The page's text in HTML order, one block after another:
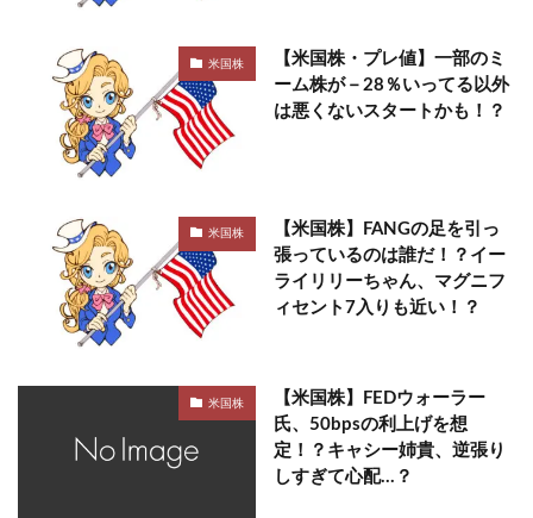
米国株
【米国株・プレ値】一部のミ
ーム株が－28％いってる以外
は悪くないスタートかも！？
米国株
【米国株】FANGの足を引っ
張っているのは誰だ！？イー
ライリリーちゃん、マグニフ
ィセント7入りも近い！？
米国株
【米国株】FEDウォーラー
氏、50bpsの利上げを想
定！？キャシー姉貴、逆張り
しすぎて心配…？